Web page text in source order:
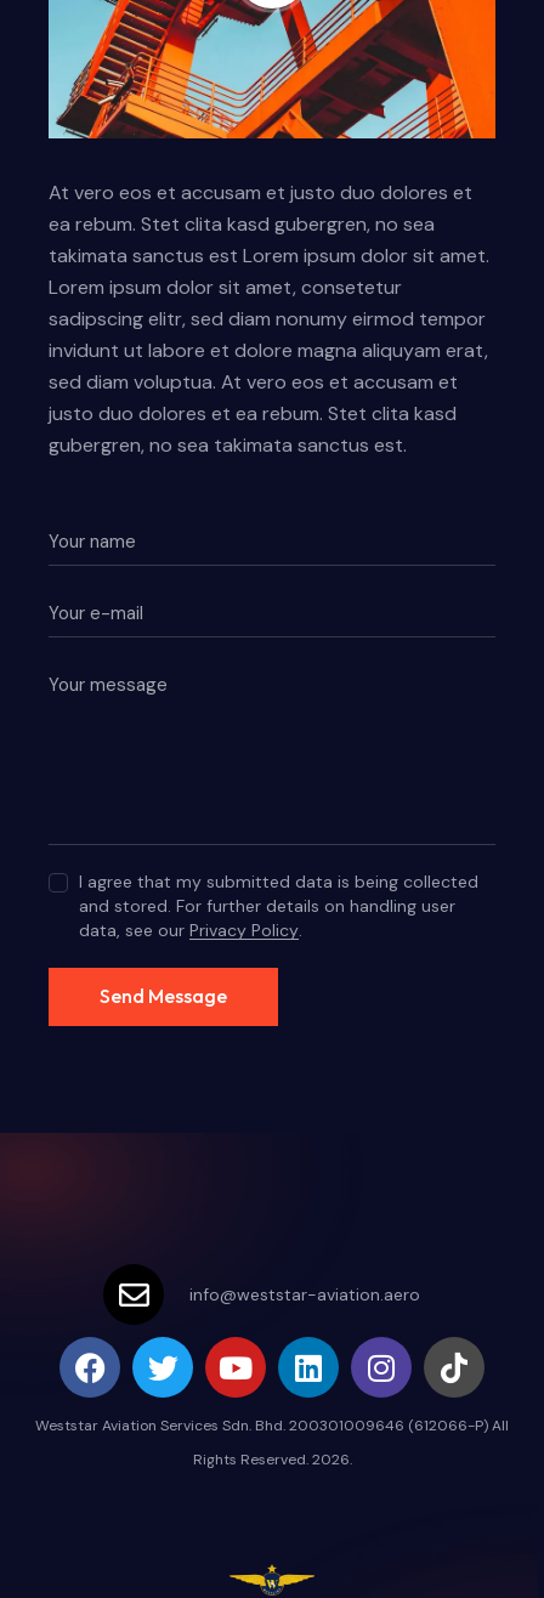
At vero eos et accusam et justo duo dolores et
ea rebum. Stet clita kasd gubergren, no sea
takimata sanctus est Lorem ipsum dolor sit amet.
Lorem ipsum dolor sit amet, consetetur
sadipscing elitr, sed diam nonumy eirmod tempor
invidunt ut labore et dolore magna aliquyam erat,
sed diam voluptua. At vero eos et accusam et
justo duo dolores et ea rebum. Stet clita kasd
gubergren, no sea takimata sanctus est.
I agree that my submitted data is being collected
and stored. For further details on handling user
data, see ourPrivacy Policy.
Send Message
info@weststar-aviation.aero
Weststar Aviation Services Sdn. Bhd. 200301009646 (612066-P) All
Rights Reserved. 2026.